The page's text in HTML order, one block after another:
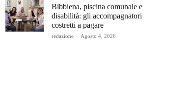
Bibbiena, piscina comunale e
disabilità: gli accompagnatori
costretti a pagare
redazione - Agosto 4, 2026